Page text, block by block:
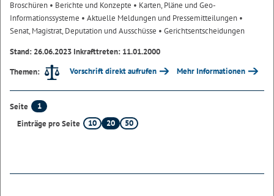
Broschüren • Berichte und Konzepte • Karten, Pläne und Geo-
Informationssysteme • Aktuelle Meldungen und Pressemitteilungen •
Senat, Magistrat, Deputation und Ausschüsse • Gerichtsentscheidungen
Stand: 26.06.2023 Inkrafttreten: 11.01.2000
Themen:
Vorschrift direkt aufrufen Mehr Informationen
Seite
1
Einträge pro Seite
10 20 50